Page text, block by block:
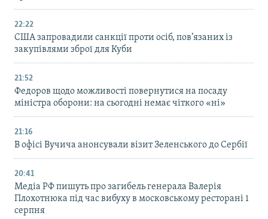
22:22
США запровадили санкції проти осіб, пов’язаних із
закупівлями зброї для Куби
21:52
Федоров щодо можливості повернутися на посаду
міністра оборони: на сьогодні немає чіткого «ні»
21:16
В офісі Вучича анонсували візит Зеленського до Сербії
20:41
Медіа РФ пишуть про загибель генерала Валерія
Плохотнюка під час вибуху в московському ресторані 1
серпня